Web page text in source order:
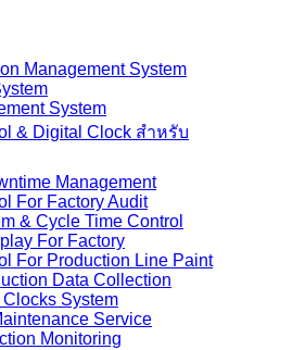
Management System
System
& Digital Clock สำหรับ
Management
For Factory Audit
& Cycle Time Control
For Factory
For Production Line Paint
Data Collection
System
Service
Monitoring